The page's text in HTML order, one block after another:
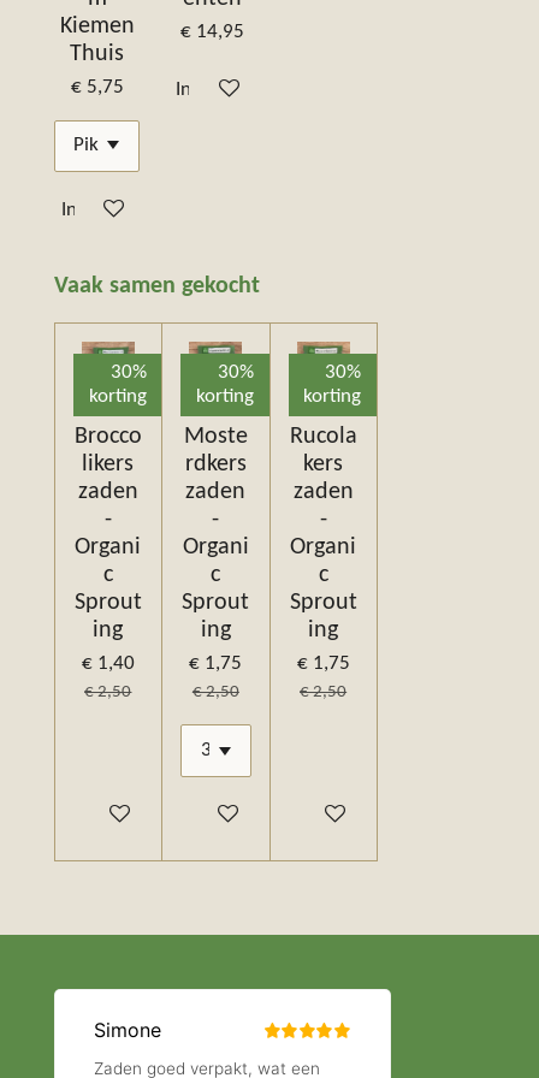
Kiemen
Thuis
€ 5,75
In winkelwagen
€ 14,95
In winkelwagen
Vaak samen gekocht
30%
korting
Brocco
likers
zaden
-
Organi
c
Sprout
ing
€ 1,40
€ 2,50
In winkelwagen
30%
korting
Moste
rdkers
zaden
-
Organi
c
Sprout
ing
€ 1,75
€ 2,50
In winkelwagen
30%
korting
Rucola
kers
zaden
-
Organi
c
Sprout
ing
€ 1,75
€ 2,50
In winkelwagen